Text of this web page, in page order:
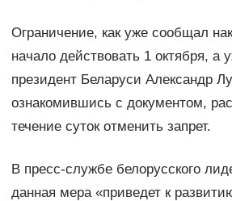
Ограничение, как уже сообщал
начало действовать 1 октября, а
президент Беларуси Александр
ознакомившись с документом,
течение суток отменить запрет.
В пресс-службе белорусского
данная мера «приведет к